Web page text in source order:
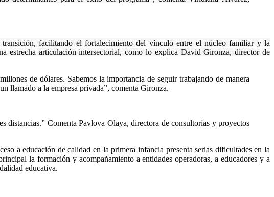
facilitando el fortalecimiento del vínculo entre el núcleo familiar y la
estrecha articulación intersectorial, como lo explica David Gironza, director de
de dólares. Sabemos la importancia de seguir trabajando de manera
llamado a la empresa privada”, comenta Gironza.
Comenta Pavlova Olaya, directora de consultorías y proyectos
a educación de calidad en la primera infancia presenta serias dificultades en la
la formación y acompañamiento a entidades operadoras, a educadores y a
educativa.